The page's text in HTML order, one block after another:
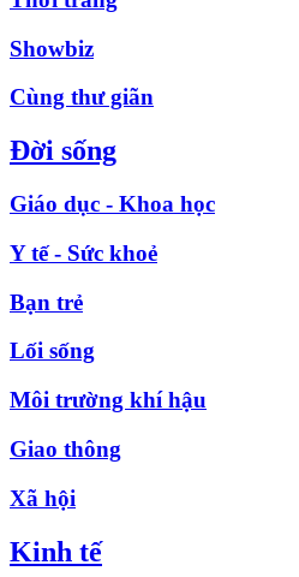
Showbiz
Cùng thư giãn
Đời sống
Giáo dục - Khoa học
Y tế - Sức khoẻ
Bạn trẻ
Lối sống
Môi trường khí hậu
Giao thông
Xã hội
Kinh tế